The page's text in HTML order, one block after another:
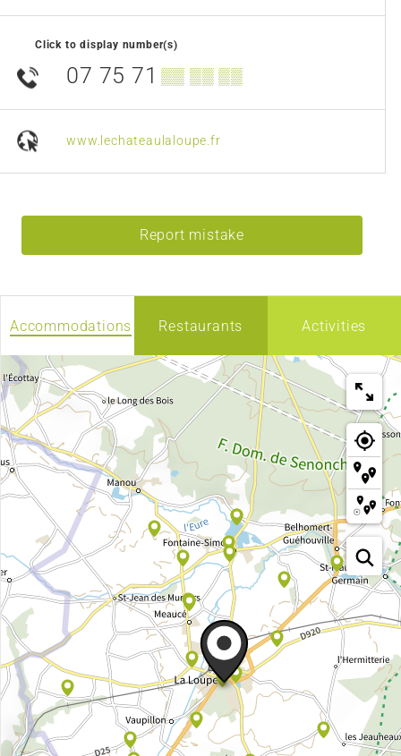
Click to display number(s)
07 75 71 ▒▒ ▒▒ ▒▒
www.lechateaulaloupe.fr
Report mistake
Accommodations Restaurants Activities